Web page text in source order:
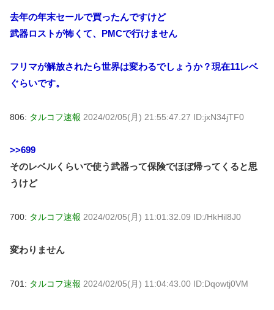
去年の年末セールで買ったんですけど
武器ロストが怖くて、PMCで行けません
フリマが解放されたら世界は変わるでしょうか？現在11レベ
ぐらいです。
806: タルコフ速報 2024/02/05(月) 21:55:47.27 ID:jxN34jTF0
>>699
そのレベルくらいで使う武器って保険でほぼ帰ってくると思
うけど
700: タルコフ速報 2024/02/05(月) 11:01:32.09 ID:/HkHil8J0
変わりません
701: タルコフ速報 2024/02/05(月) 11:04:43.00 ID:Dqowtj0VM